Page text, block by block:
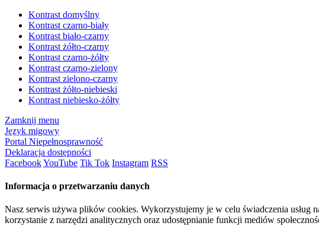
Kontrast domyślny
Kontrast czarno-biały
Kontrast biało-czarny
Kontrast żółto-czarny
Kontrast czarno-żółty
Kontrast czarno-zielony
Kontrast zielono-czarny
Kontrast żółto-niebieski
Kontrast niebiesko-żółty
Zamknij menu
Język migowy
Portal Niepełnosprawność
Deklaracja dostępności
FacebookYouTube Tik Tok Instagram RSS
Informacja o przetwarzaniu danych
Nasz serwis używa plików cookies. Wykorzystujemy je w celu świadczenia
korzystanie z narzędzi analitycznych oraz udostępnianie funkcji mediów